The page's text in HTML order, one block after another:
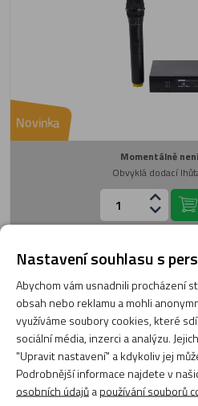
Novinka
Momentálně
Obvyklá dodací
Mikrofon kondenzátorový
Nastavení souhlasu s
Abychom vám usnadnili procházení
obsah nebo reklamu a mohli
využíváme soubory cookies, které
sociální média, inzerci a analýzu.
"Upravit nastavení" a kdykoliv jej
Podrobnější informace najdete v
osobních údajůa používání souborů